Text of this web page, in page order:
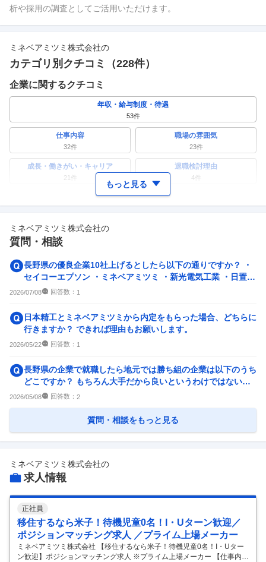
析や採用の調査としてご活用いただけます。
ミネベアミツミ株式会社の
カテゴリ別クチコミ（228件）
企業に関するクチコミ
年収・給与制度・待遇
53件
仕事内容
32件
職場の雰囲気
23件
成長・働きがい・キャリア
21 件
退職検討理由
4件
ワークライフバランス 女性の活躍・働きやすさ
副業
人事・評価制度
12件
入社理由・入社後ギャップ
8件
企業の選考に関するクチコミ
6件 24件
もっと見る
ミネベアミツミ株式会社の
質問・相談
長野県の優良企業10社上げるとしたら以下の通りですか？ ・
セイコーエプソン ・ミネベアミツミ ・新光電気工業 ・日置電
機 ・竹内製作所 ・
2026/07/08 回答数： 1
日本精工とミネベアミツミから内定をもらった場合、どちらに
行きますか？ できれば理由もお願いします。
2026/05/22 回答数： 1
長野県の企業で就職したら地元では勝ち組の企業は以下のうち
どこですか？ もちろん大手だから良いというわけではないの
は承知です。大卒総合職...
2026/05/08 回答数： 2
質問・相談をもっと見る
ミネベアミツミ株式会社の
求人情報
正社員
移住するなら米子！待機児童0名！I・Uターン歓迎／
ポジションマッチング求人 ／プライム上場メーカー
ミネベアミツミ株式会社 【移住するなら米子！待機児童0名！I・Uター
ン歓迎】ポジションマッチング求人 ※プライム上場メーカー 【仕事内